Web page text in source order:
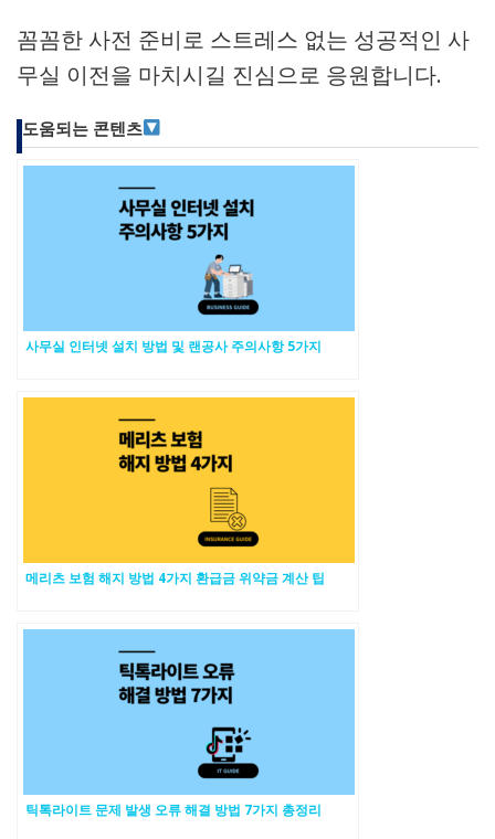
꼼꼼한 사전 준비로 스트레스 없는 성공적인 사
무실 이전을 마치시길 진심으로 응원합니다.
도움되는 콘텐츠
사무실 인터넷 설치 방법 및 랜공사 주의사항 5가지
메리츠 보험 해지 방법 4가지 환급금 위약금 계산 팁
틱톡라이트 문제 발생 오류 해결 방법 7가지 총정리